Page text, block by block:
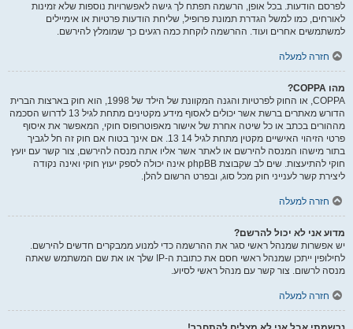
לפרסם הודעות. בכל אופן, הרשמה תפתח לך גישה לאפשרויות נוספות שלא זמינות
לאורחים, כמו למשל הגדרת תמונת פרופיל, שליחת הודעות פרטיות או אימיילים
למשתמשים אחרים ועוד. ההרשמה לוקחת כמה רגעים כך שמומלץ להירשם.
חזרה למעלה
מהו COPPA?
COPPA, או החוק לפרטיות והגנה המקוונת של הילד של 1998, הוא חוק בארצות הברית
הדורש מאתרים ברשת אשר יכולים לאסוף מידע מקטינים מתחת לגיל 13 לדרוש הסכמה
מההורים בכתב או כל שיטה אחרת של אישור מאפוטרופוס חוקי, המאפשר את איסוף
פרטי הזיהוי האישיים מקטין מתחת לגיל 14 13. אם אינך בטוח אם חוק זה חל לגביך
בתור מישהו המנסה להירשם או לאתר אשר אליו אתה מנסה להירשם, צור קשר עם יועץ
חוקי להתיעצות. שים לב שקבוצת phpBB אינה יכולה לספק יעוץ חוקי ואינה נקודה
ליצירת קשר לענייני חוק מכל סוג, ובפרט הרשום להלן.
חזרה למעלה
מדוע אני לא יכול להרשם?
יש אפשרות שמנהל ראשי סגר את ההרשמה כדי למנוע ממבקרים חדשים להירשם.
לחילופין ייתכן שמנהל ראשי חסם את כתובת ה-IP שלך או את שם המשתמש שאתה
מנסה לרשום. צור קשר עם מנהל ראשי לסיוע.
חזרה למעלה